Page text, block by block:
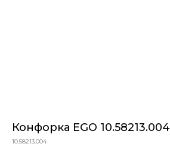
Конфорка EGO 10.58213.004
10.58213.004